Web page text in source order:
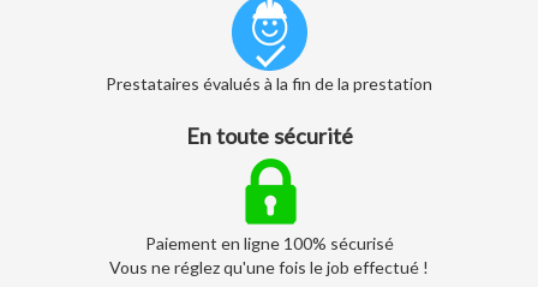
Prestataires évalués à la fin de la prestation
En toute sécurité
Paiement en ligne 100% sécurisé
Vous ne réglez qu'une fois le job effectué !